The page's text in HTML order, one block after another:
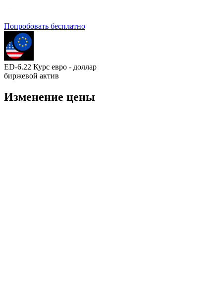
Попробовать бесплатно
ED-6.22 Курс евро - доллар
биржевой актив
Изменение цены